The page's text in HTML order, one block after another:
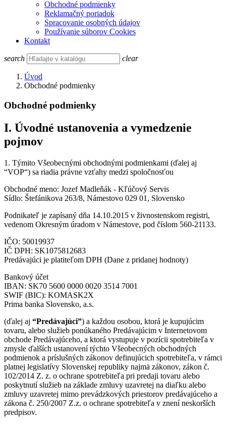
Obchodné podmienky
Reklamačný poriadok
Spracovanie osobných údajov
Používanie súborov Cookies
Kontakt
search clear
Úvod
Obchodné podmienky
Obchodné podmienky
I. Úvodné ustanovenia a vymedzenie
pojmov
1. Týmito Všeobecnými obchodnými podmienkami (ďalej aj
“VOP“) sa riadia právne vzťahy medzi spoločnosťou
Obchodné meno: Jozef Madleňák - Kľúčový Servis
Sídlo: Štefánikova 263/8, Námestovo 029 01, Slovensko
Podnikateľ je zapísaný dňa 14.10.2015 v živnostenskom registri,
vedenom Okresným úradom v Námestove, pod číslom 560-21133.
IČO: 50019937
IČ DPH: SK1075812683
Predávajúci je platiteľom DPH (Dane z pridanej hodnoty)
Bankový účet
IBAN: SK70 5600 0000 0020 3514 7001
SWIF (BIC): KOMASK2X
Prima banka Slovensko, a.s.
(ďalej aj “Predávajúci”) a každou osobou, ktorá je kupujúcim
tovaru, alebo služieb ponúkaného Predávajúcim v Internetovom
obchode Predávajúceho, a ktorá vystupuje v pozícii spotrebiteľa v
zmysle ďalších ustanovení týchto Všeobecných obchodných
podmienok a príslušných zákonov definujúcich spotrebiteľa, v rámci
platnej legislatívy Slovenskej republiky najmä zákonov, zákon č.
102/2014 Z. z. o ochrane spotrebiteľa pri predaji tovaru alebo
poskytnutí služieb na základe zmluvy uzavretej na diaľku alebo
zmluvy uzavretej mimo prevádzkových priestorov predávajúceho a
zákona č. 250/2007 Z.z. o ochrane spotrebiteľa v znení neskorších
predpisov.